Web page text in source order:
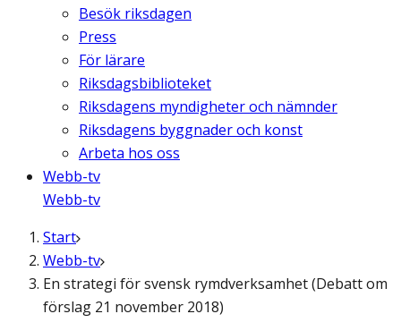
Besök riksdagen
Press
För lärare
Riksdagsbiblioteket
Riksdagens myndigheter och nämnder
Riksdagens byggnader och konst
Arbeta hos oss
Webb-tv
Webb-tv
Start
Webb-tv
En strategi för svensk rymdverksamhet (Debatt om
förslag 21 november 2018)